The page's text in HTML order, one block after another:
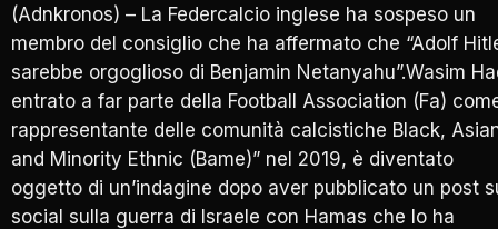
(Adnkronos) – La Federcalcio inglese ha sospeso un
membro del consiglio che ha affermato che “Adolf
sarebbe orgoglioso di Benjamin Netanyahu”.Wasim
entrato a far parte della Football Association (Fa)
rappresentante delle comunità calcistiche Black,
and Minority Ethnic (Bame)” nel 2019, è diventato
oggetto di un’indagine dopo aver pubblicato un post
social sulla guerra di Israele con Hamas che lo ha